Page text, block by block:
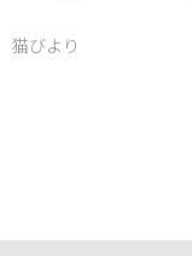
猫びより